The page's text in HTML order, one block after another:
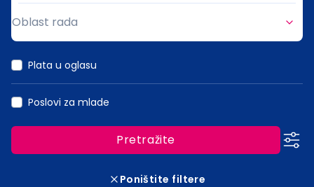
Oblast rada
Plata u oglasu
Poslovi za mlade
Pretražite
Poništite filtere